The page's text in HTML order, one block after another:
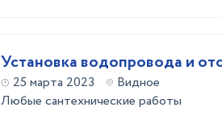
Установка водопровода и
25 марта 2023
Видное
Любые сантехнические работы